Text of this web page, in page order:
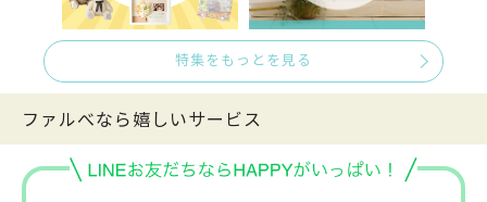
特集をもっとを見る
ファルべなら嬉しいサービス